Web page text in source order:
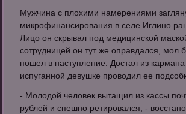
Мужчина с плохими намерениями
микрофинансирования в селе Иглино
Лицо он скрывал под медицинской
сотрудницей он тут же оправдался, мол
пошел в наступление. Достал из
испуганной девушке проводил ее
- Молодой человек вытащил из кассы
рублей и спешно ретировался, -